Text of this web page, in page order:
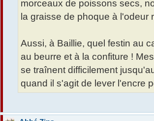
morceaux de poissons secs,
la graisse de phoque à l'odeur
Aussi, à Baillie, quel festin au
au beurre et à la confiture !
se traînent difficilement
quand il s'agit de lever l'encre